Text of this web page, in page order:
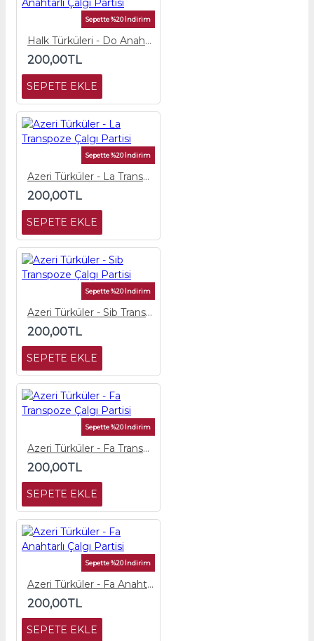
Sepette %20 İndirim
Halk Türküleri - Do Anahtarlı Çalgı Partisi
200,00TL
SEPETE EKLE
Sepette %20 İndirim
Azeri Türküler - La Transpoze Çalgı Partisi
200,00TL
SEPETE EKLE
Sepette %20 İndirim
Azeri Türküler - Sib Transpoze Çalgı Partisi
200,00TL
SEPETE EKLE
Sepette %20 İndirim
Azeri Türküler - Fa Transpoze Çalgı Partisi
200,00TL
SEPETE EKLE
Sepette %20 İndirim
Azeri Türküler - Fa Anahtarlı Çalgı Partisi
200,00TL
SEPETE EKLE